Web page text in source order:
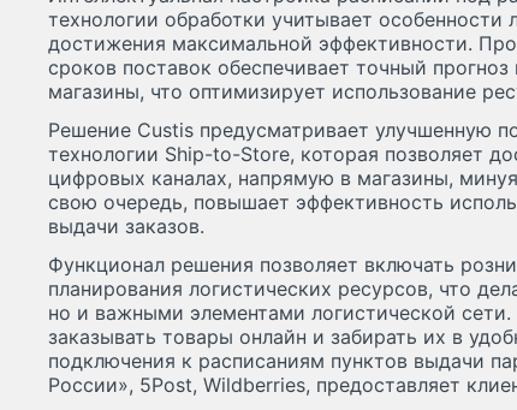
технологии обработки учитывает особенности
достижения максимальной эффективности.
сроков поставок обеспечивает точный
магазины, что оптимизирует использование
Решение Custis предусматривает улучшенную
технологии Ship-to-Store, которая позволяет
цифровых каналах, напрямую в магазины,
свою очередь, повышает эффективность
выдачи заказов.
Функционал решения позволяет включать
планирования логистических ресурсов, что
но и важными элементами логистической
заказывать товары онлайн и забирать их в
подключения к расписаниям пунктов выдачи
России», 5Post, Wildberries, предоставляет